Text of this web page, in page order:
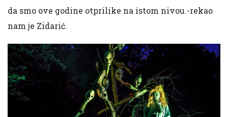
da smo ove godine otprilike na istom nivou.-rekao
nam je Zidarić.